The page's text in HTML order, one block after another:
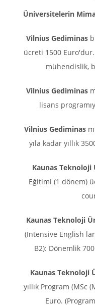
Üniversitelerin
Vilnius Gediminas
ücreti 1500
mühendislik,
Vilnius Gediminas
lisans
Vilnius Gediminas
yıla kadar yıllık
Kaunas Teknoloji
Eğitimi (1 dönem)
Kaunas Teknoloji
(Intensive English
B2): Dönemlik
Kaunas Teknoloji
yıllık Program (MSc
Euro.